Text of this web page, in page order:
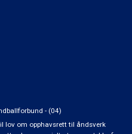
- (04)
lov om opphavsrett til åndsverk